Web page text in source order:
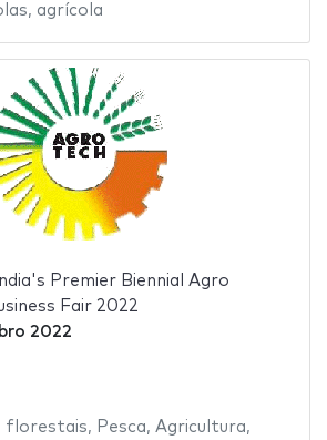
, agrícola
Premier Biennial Agro
Fair 2022
2022
florestais, Pesca, Agricultura,